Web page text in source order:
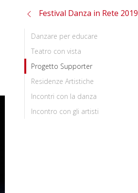
Festival Danza in Rete 2019
Danzare per educare
Teatro con vista
Progetto Supporter
Residenze Artistiche
Incontri con la danza
Incontro con gli artisti